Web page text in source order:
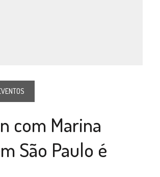
com Marina
São Paulo é